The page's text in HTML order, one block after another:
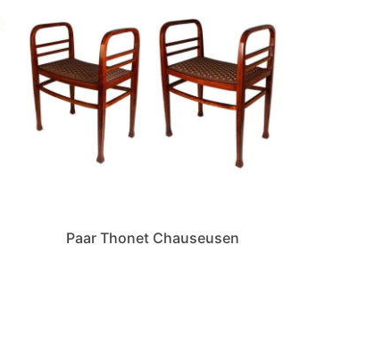
Paar Thonet Chauseusen